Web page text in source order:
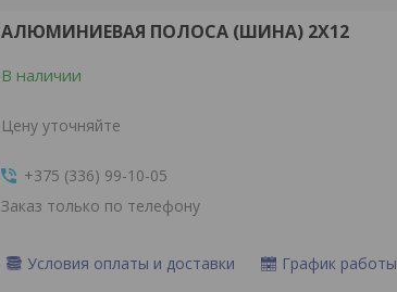
АЛЮМИНИЕВАЯ ПОЛОСА (ШИНА) 2X12
В наличии
Цену уточняйте
+375 (336) 99-10-05
Заказ только по телефону
Условия оплаты и доставки График работы